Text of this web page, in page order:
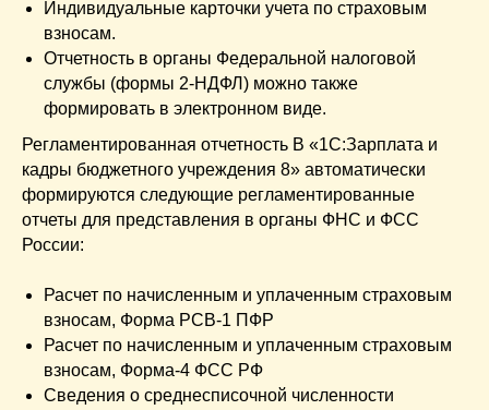
Индивидуальные карточки учета по страховым
взносам.
Отчетность в органы Федеральной налоговой
службы (формы 2-НДФЛ) можно также
формировать в электронном виде.
Регламентированная отчетность В «1С:Зарплата и
кадры бюджетного учреждения 8» автоматически
формируются следующие регламентированные
отчеты для представления в органы ФНС и ФСС
России:
Расчет по начисленным и уплаченным страховым
взносам, Форма РСВ-1 ПФР
Расчет по начисленным и уплаченным страховым
взносам, Форма-4 ФСС РФ
Сведения о среднесписочной численности